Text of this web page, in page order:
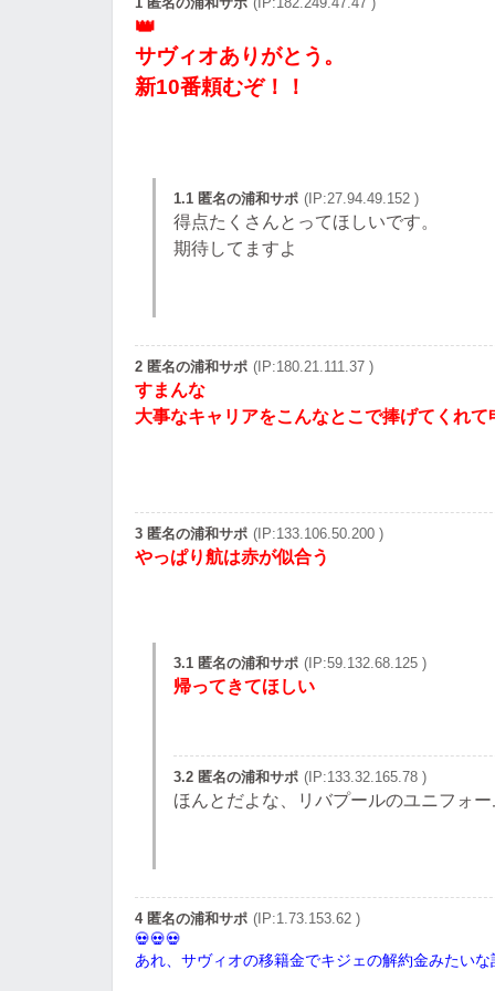
サヴィオありがとう。
新10番頼むぞ！！
1.1 匿名の浦和サポ (IP:27.94.49.152 )
得点たくさんとってほしいです。
期待してますよ
2 匿名の浦和サポ (IP:180.21.111.37 )
すまんな
大事なキャリアをこんなとこで捧げてくれて
3 匿名の浦和サポ (IP:133.106.50.200 )
やっぱり航は赤が似合う
3.1 匿名の浦和サポ (IP:59.132.68.125 )
帰ってきてほしい
3.2 匿名の浦和サポ (IP:133.32.165.78 )
ほんとだよな、リバプールのユニフォ
4 匿名の浦和サポ (IP:1.73.153.62 )
あれ、サヴィオの移籍金でキジェの解約金みたい